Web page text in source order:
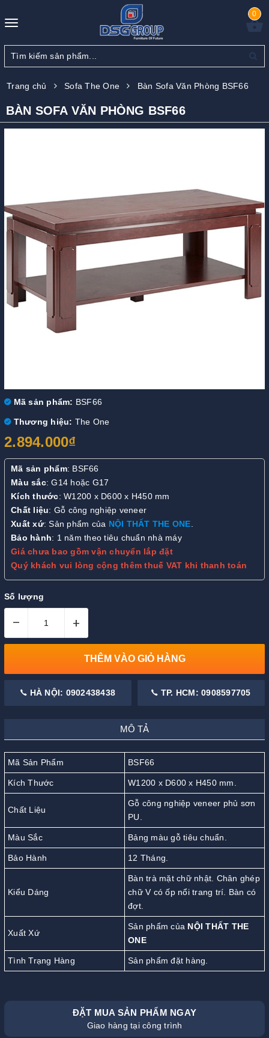
Toggle
0
Trang chủ Sofa The One Bàn Sofa Văn Phòng BSF66
BÀN SOFA VĂN PHÒNG BSF66
Mã sản phẩm: BSF66
Thương hiệu: The One
2.894.000₫
Mã sản phẩm: BSF66
Màu sắc: G14 hoặc G17
Kích thước: W1200 x D600 x H450 mm
Chất liệu: Gỗ công nghiệp veneer
Xuất xứ: Sản phẩm của NỘI THẤT THE ONE.
Bảo hành: 1 năm theo tiêu chuẩn nhà máy
Giá chưa bao gồm vận chuyển lắp đặt
Quý khách vui lòng cộng thêm thuế VAT khi thanh toán
Số lượng
– +
THÊM VÀO GIỎ HÀNG
HÀ NỘI: 0902438438 TP. HCM: 0908597705
MÔ TẢ
Mã Sản Phẩm BSF66
Kích Thước W1200 x D600 x H450 mm.
Chất Liệu
Gỗ công nghiệp veneer phủ sơn
PU.
Màu Sắc Bảng màu gỗ tiêu chuẩn.
Bảo Hành 12 Tháng.
Kiểu Dáng
Bàn trà mặt chữ nhật. Chân ghép
chữ V có ốp nổi trang trí. Bàn có
đợt.
Xuất Xứ
Sản phẩm của NỘI THẤT THE
ONE
Tình Trạng Hàng Sản phẩm đặt hàng.
ĐẶT MUA SẢN PHẨM NGAY
Giao hàng tại công trình